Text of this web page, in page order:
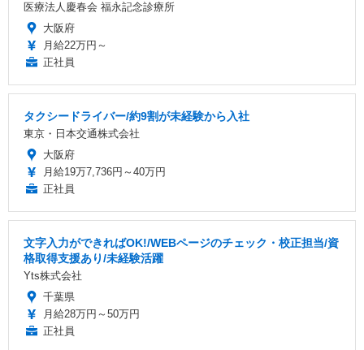
医療法人慶春会 福永記念診療所
大阪府
月給22万円～
正社員
タクシードライバー/約9割が未経験から入社
東京・日本交通株式会社
大阪府
月給19万7,736円～40万円
正社員
文字入力ができればOK!/WEBページのチェック・校正担当/資
格取得支援あり/未経験活躍
Yts株式会社
千葉県
月給28万円～50万円
正社員